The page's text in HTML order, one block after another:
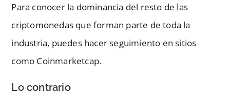
Para conocer la dominancia del resto de las
criptomonedas que forman parte de toda la
industria, puedes hacer seguimiento en sitios
como Coinmarketcap.
Lo contrario